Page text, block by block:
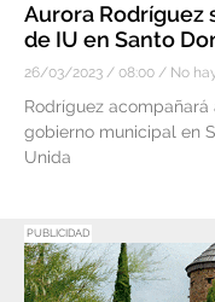
Aurora Rodríguez
de IU en Santo
26/03/2023 08:00 No
Rodríguez
gobierno municipal en
Unida
PUBLICIDAD